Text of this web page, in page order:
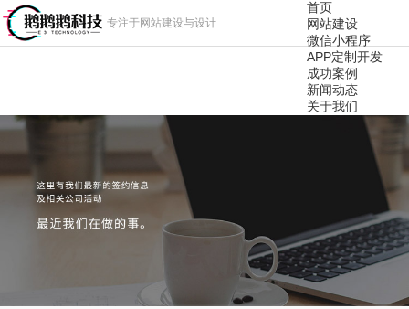
专注于网站建设与设计
首页
网站建设
微信小程序
APP定制开发
成功案例
新闻动态
关于我们